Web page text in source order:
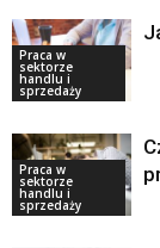
Praca w
sektorze
handlu i
sprzedaży
Praca w
sektorze
handlu i
sprzedaży